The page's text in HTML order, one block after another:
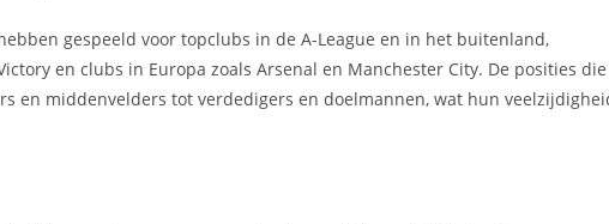
gespeeld voor topclubs in de A-League en in het buitenland,
en clubs in Europa zoals Arsenal en Manchester City. De posities die
en middenvelders tot verdedigers en doelmannen, wat hun